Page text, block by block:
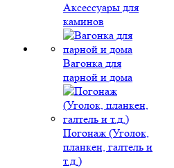
Аксессуары для
каминов
Вагонка для
парной и дома
Погонаж (Уголок,
планкен, галтель и
т.д.)